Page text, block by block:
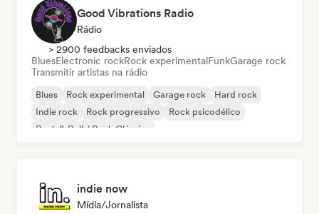
Good Vibrations Radio
Rádio
> 2900 feedbacks enviados
BluesElectronic rockRock experimentalFunkGarage rock
Transmitir artistas na rádio
Blues Rock experimental Garage rock
Hard rock
Indie rock
Rock progressivo
Rock psicodélico
Rock & Roll / Rock Clássico
indie now
Mídia/Jornalista